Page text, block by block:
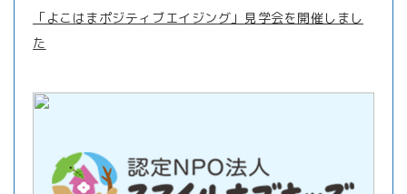
「よこはまポジティブエイジング」見学会を開催しまし
た